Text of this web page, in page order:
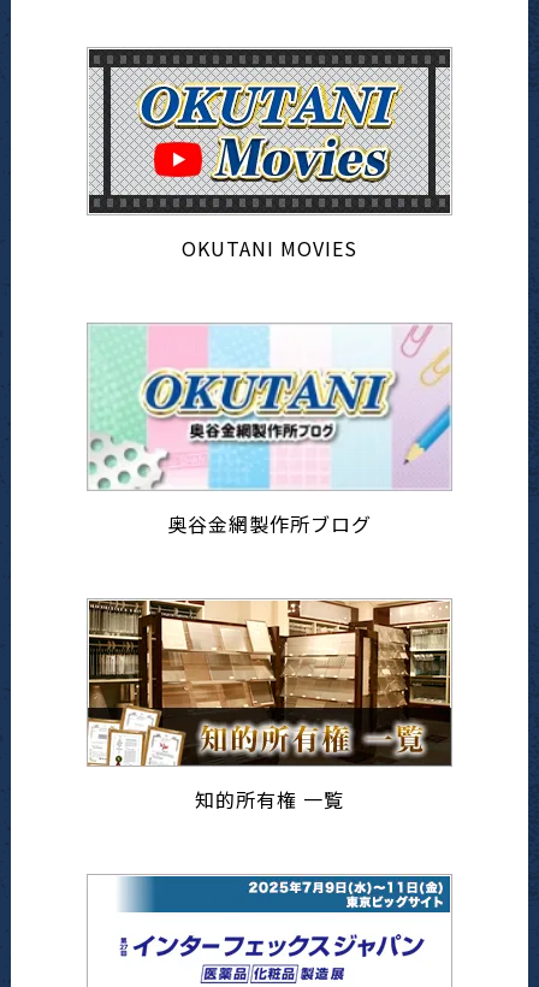
OKUTANI MOVIES
奥谷金網製作所ブログ
知的所有権 一覧